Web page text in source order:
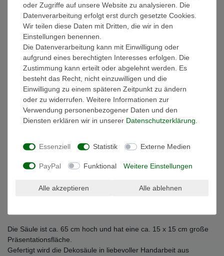
Technische Daten
Weitere Details
EU-Verantwortlicher
Schlichte Dekosäule aus Holz
Achtung, wir haben diese Säule in vielen verschiedenen Größen
Eleganz.
freistehend als eigenständiger Hingucker passt dieses Modell in
Die Säule ist ca. 65 cm hoch und hat eine ca. 15 x 15 cm große
Präsentationsfläche.
Gefertigt wird die Dekosäule in liebevoller Handarbeit aus
oder Zugriffe auf unsere Website zu analysieren. Die
Datenverarbeitung erfolgt erst durch gesetzte Cookies.
Wir teilen diese Daten mit Dritten, die wir in den
Einstellungen benennen.
Die Datenverarbeitung kann mit Einwilligung oder
aufgrund eines berechtigten Interesses erfolgen. Die
Zustimmung kann erteilt oder abgelehnt werden. Es
besteht das Recht, nicht einzuwilligen und die
Einwilligung zu einem späteren Zeitpunkt zu ändern
oder zu widerrufen. Weitere Informationen zur
Verwendung personenbezogener Daten und den
Diensten erklären wir in unserer Daten­schutz­erklärung
Essenziell Statistik Externe Medien
PayPal Funktional Weitere Einstellungen
Alle akzeptieren Alle ablehnen